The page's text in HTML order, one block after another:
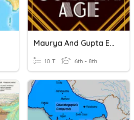
Maurya And Gupta Empires
10 T 6th - 8th